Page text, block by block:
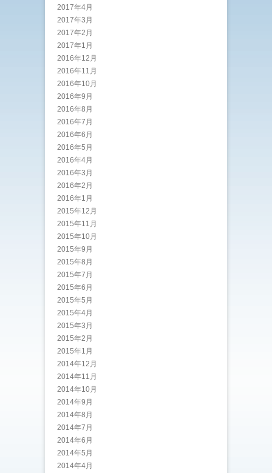
2017年4月
2017年3月
2017年2月
2017年1月
2016年12月
2016年11月
2016年10月
2016年9月
2016年8月
2016年7月
2016年6月
2016年5月
2016年4月
2016年3月
2016年2月
2016年1月
2015年12月
2015年11月
2015年10月
2015年9月
2015年8月
2015年7月
2015年6月
2015年5月
2015年4月
2015年3月
2015年2月
2015年1月
2014年12月
2014年11月
2014年10月
2014年9月
2014年8月
2014年7月
2014年6月
2014年5月
2014年4月